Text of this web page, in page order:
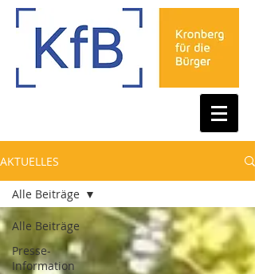
AKTUELLES
Alle Beiträge
Presse-
Information
Alle Beiträge